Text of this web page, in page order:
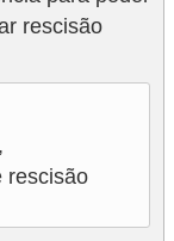
rescisão
rescisão